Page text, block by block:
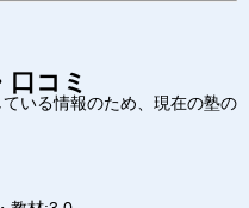
口コミ
いる情報のため、現在の塾の